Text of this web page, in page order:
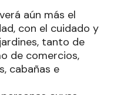
aún más el
con el cuidado y
tanto de
de comercios,
cabañas e